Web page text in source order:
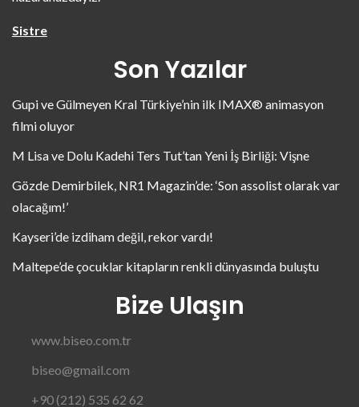
Sistre
Son Yazılar
Gupi ve Gülmeyen Kral Türkiye’nin ilk IMAX® animasyon
filmi oluyor
M Lisa ve Dolu Kadehi Ters Tut’tan Yeni İş Birliği: Vişne
Gözde Demirbilek, NR1 Magazin’de: ‘Son assolist olarak var
olacağım!’
Kayseri’de izdiham değil, rekor vardı!
Maltepe’de çocuklar kitapların renkli dünyasında buluştu
Bize Ulaşın
www.biseo.com.tr
biseo@gmail.com
+90 (212) 535 62 62